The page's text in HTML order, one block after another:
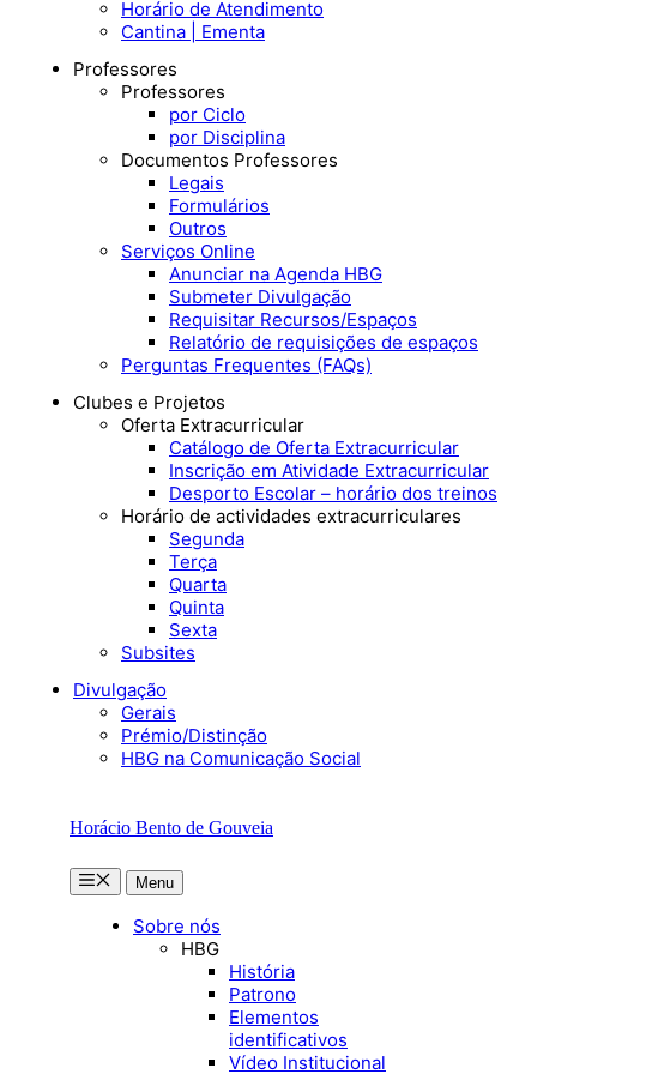
Horário de Atendimento
Cantina | Ementa
Professores
Professores
por Ciclo
por Disciplina
Documentos Professores
Legais
Formulários
Outros
Serviços Online
Anunciar na Agenda HBG
Submeter Divulgação
Requisitar Recursos/Espaços
Relatório de requisições de espaços
Perguntas Frequentes (FAQs)
Clubes e Projetos
Oferta Extracurricular
Catálogo de Oferta Extracurricular
Inscrição em Atividade Extracurricular
Desporto Escolar – horário dos treinos
Horário de actividades extracurriculares
Segunda
Terça
Quarta
Quinta
Sexta
Subsites
Divulgação
Gerais
Prémio/Distinção
HBG na Comunicação Social
Horácio Bento de Gouveia
MenuMenu
Sobre nós
HBG
História
Patrono
Elementos
identificativos
Vídeo Institucional